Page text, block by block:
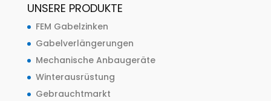
UNSERE PRODUKTE
FEM Gabelzinken
Gabelverlängerungen
Mechanische Anbaugeräte
Winterausrüstung
Gebrauchtmarkt